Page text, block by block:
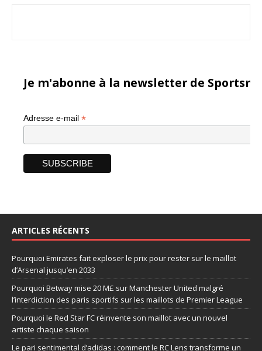
Je m'abonne à la newsletter de
Adresse e-mail *
ARTICLES RÉCENTS
Pourquoi Emirates fait exploser le prix pour rester sur le maillot
d’Arsenal jusqu’en 2033
Pourquoi Betway mise 20 M£ sur Manchester United malgré
l’interdiction des paris sportifs sur les maillots de Premier League
Pourquoi le Red Star FC réinvente son maillot avec un nouvel
artiste chaque saison
Le pari sentimental d’adidas : comment le RC Lens transforme un